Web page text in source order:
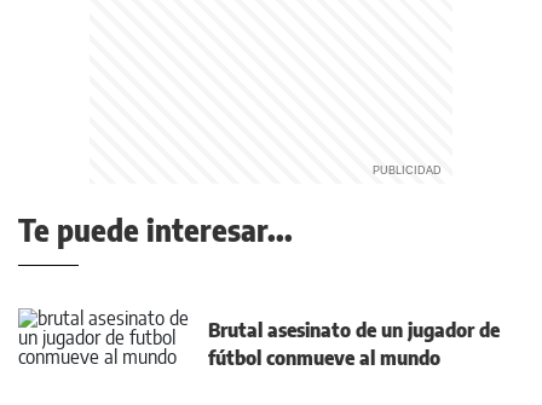
Te puede interesar...
Brutal asesinato de un jugador de
fútbol conmueve al mundo